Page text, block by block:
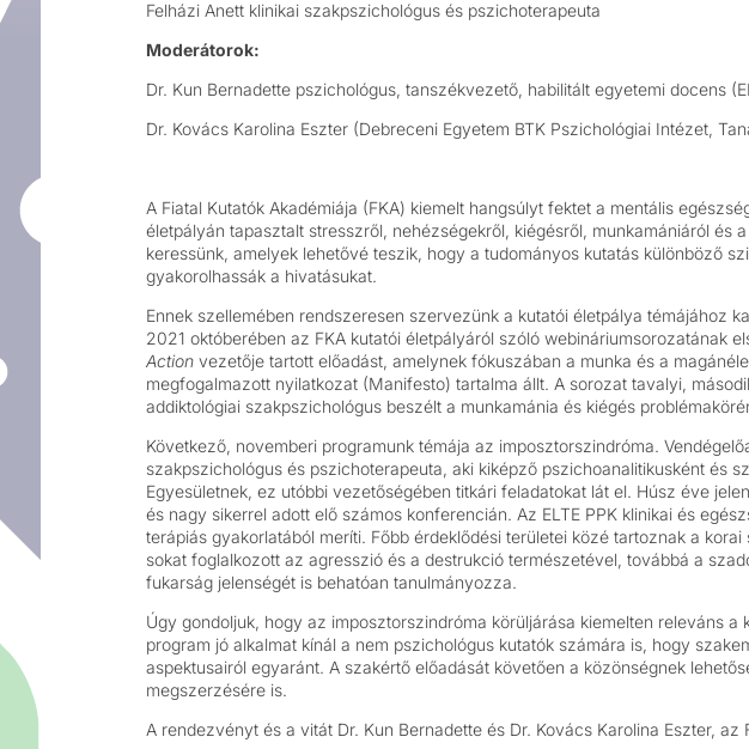
Felházi Anett klinikai szakpszichológus és pszichoterapeuta
Moderátorok:
Dr. Kun Bernadette pszichológus, tanszékvezető, habilitált egyetemi docens
Dr. Kovács Karolina Eszter (Debreceni Egyetem BTK Pszichológiai Intézet,
A Fiatal Kutatók Akadémiája (FKA) kiemelt hangsúlyt fektet a mentális
életpályán tapasztalt stresszről, nehézségekről, kiégésről, munkamániáról
keressünk, amelyek lehetővé teszik, hogy a tudományos kutatás különböző
gyakorolhassák a hivatásukat.
Ennek szellemében rendszeresen szervezünk a kutatói életpálya témájához
2021 októberében az FKA kutatói életpályáról szóló webináriumsorozatának
Action vezetője tartott előadást, amelynek fókuszában a munka és a
megfogalmazott nyilatkozat (Manifesto) tartalma állt. A sorozat tavalyi,
addiktológiai szakpszichológus beszélt a munkamánia és kiégés
Következő, novemberi programunk témája az imposztorszindróma.
szakpszichológus és pszichoterapeuta, aki kiképző pszichoanalitikusként és
Egyesületnek, ez utóbbi vezetőségében titkári feladatokat lát el. Húsz éve
és nagy sikerrel adott elő számos konferencián. Az ELTE PPK klinikai és
terápiás gyakorlatából meríti. Főbb érdeklődési területei közé tartoznak a
sokat foglalkozott az agresszió és a destrukció természetével, továbbá a
fukarság jelenségét is behatóan tanulmányozza.
Úgy gondoljuk, hogy az imposztorszindróma körüljárása kiemelten releváns
program jó alkalmat kínál a nem pszichológus kutatók számára is, hogy
aspektusairól egyaránt. A szakértő előadását követően a közönségnek
megszerzésére is.
A rendezvényt és a vitát Dr. Kun Bernadette és Dr. Kovács Karolina Eszter,